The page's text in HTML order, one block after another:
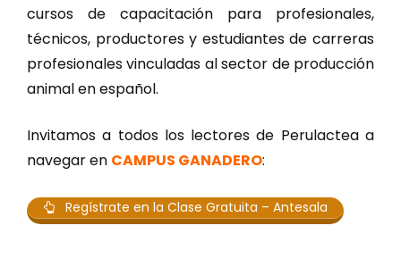
cursos de capacitación para profesionales,
técnicos, productores y estudiantes de carreras
profesionales vinculadas al sector de producción
animal en español.
Invitamos a todos los lectores de Perulactea a
navegar en CAMPUS GANADERO:
Regístrate en la Clase Gratuita – Antesala